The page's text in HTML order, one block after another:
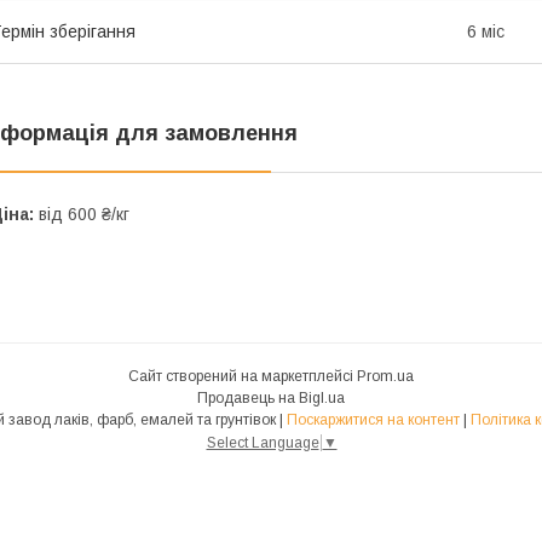
зберігання 6 міс
для замовлення
від 600 ₴/кг
Сайт створений на маркетплейсі Prom.ua
Продавець на Bigl.ua
Лама - Київський завод лаків, фарб, емалей та грунтівок | Поскаржитися на контент | Політика
Select Language ▼